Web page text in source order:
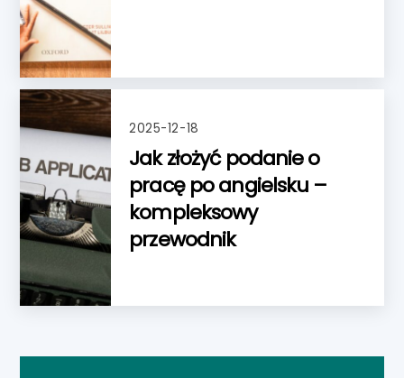
2025-12-18
Jak złożyć podanie o
pracę po angielsku –
kompleksowy
przewodnik